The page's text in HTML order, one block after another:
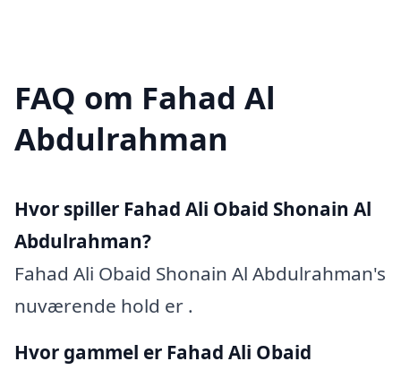
FAQ om Fahad Al
Abdulrahman
Hvor spiller Fahad Ali Obaid Shonain Al
Abdulrahman?
Fahad Ali Obaid Shonain Al Abdulrahman's
nuværende hold er .
Hvor gammel er Fahad Ali Obaid